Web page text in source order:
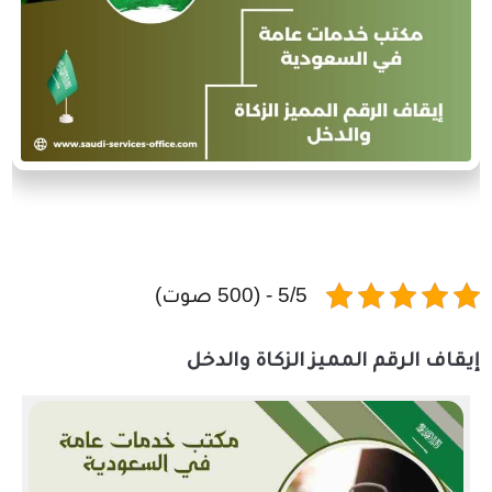
5/5 - (500 صوت)
إيقاف الرقم المميز الزكاة والدخل